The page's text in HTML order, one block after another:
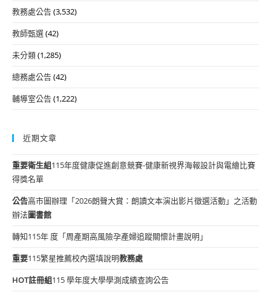
教務處公告(3,532)
教師甄選(42)
未分類(1,285)
總務處公告(42)
輔導室公告(1,222)
近期文章
重要衛生組115年度健康促進創意競賽-健康新視界海報設計與電繪比賽
得獎名單
公告高市圖辦理「2026朗聲大賞：朗讀文本演出影片徵選活動」之活動
辦法圖書館
轉知115年 度「周產期高風險孕產婦追蹤關懷計畫說明」
重要115繁星推薦校內選填說明教務處
HOT註冊組115 學年度大學學測成績查詢公告